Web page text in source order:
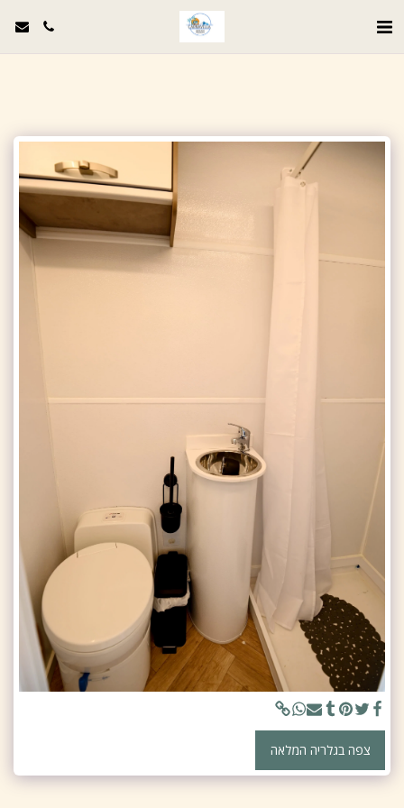
צפה בגלריה המלאה